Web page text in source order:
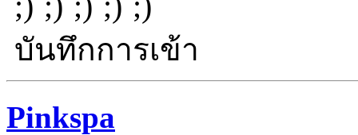
บันทึกการเข้า
Pinkspa